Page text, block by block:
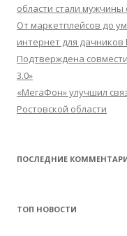
области стали мужчины
От маркетплейсов до
интернет для дачников
Подтверждена
3.0»
«МегаФон» улучшил
Ростовской области
ПОСЛЕДНИЕ
ТОП НОВОСТИ